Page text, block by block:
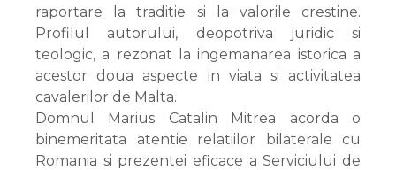
raportare la traditie si la valorile crestine.
Profilul autorului, deopotriva juridic si
teologic, a rezonat la ingemanarea istorica a
acestor doua aspecte in viata si activitatea
cavalerilor de Malta.
Domnul Marius Catalin Mitrea acorda o
binemeritata atentie relatiilor bilaterale cu
Romania si prezentei eficace a Serviciului de